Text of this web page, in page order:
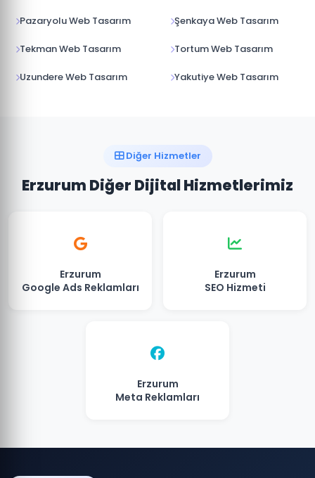
Pazaryolu Web Tasarım Şenkaya Web Tasarım
Tekman Web Tasarım Tortum Web Tasarım
Uzundere Web Tasarım Yakutiye Web Tasarım
Diğer Hizmetler
Erzurum Diğer Dijital Hizmetlerimiz
Erzurum
Google Ads Reklamları
Erzurum
SEO Hizmeti
Erzurum
Meta Reklamları